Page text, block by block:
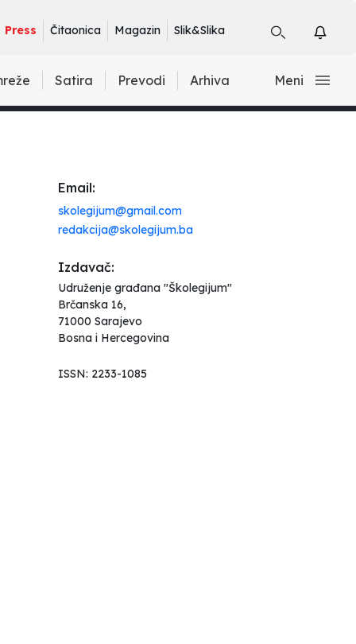
Press Čitaonica Magazin Slik&Slika
Satira Prevodi Arhiva Meni
Email:
skolegijum@gmail.com
redakcija@skolegijum.ba
Izdavač:
Udruženje građana "Školegijum"
Brčanska 16,
71000 Sarajevo
Bosna i Hercegovina
ISSN: 2233-1085